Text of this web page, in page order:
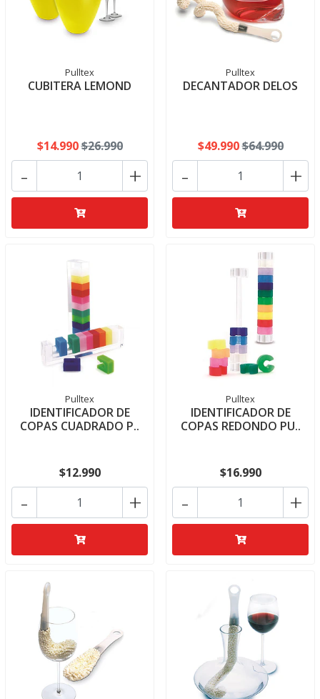
Pulltex
CUBITERA LEMOND
$14.990$26.990
+
-
Pulltex
DECANTADOR DELOS
$49.990$64.990
+
-
Pulltex
IDENTIFICADOR DE
COPAS CUADRADO P..
$12.990
+
-
Pulltex
IDENTIFICADOR DE
COPAS REDONDO PU..
$16.990
+
-